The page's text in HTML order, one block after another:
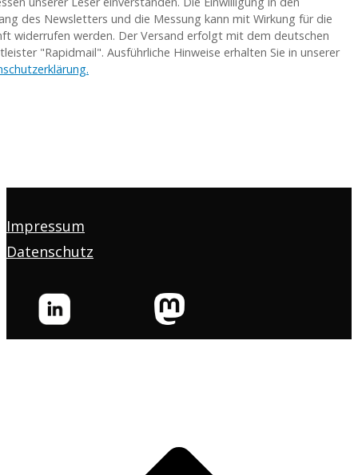
des Newsletters und die Messung kann mit Wirkung für die
widerrufen werden. Der Versand erfolgt mit dem deutschen
"Rapidmail". Ausführliche Hinweise erhalten Sie in unserer
Impressum
Datenschutz